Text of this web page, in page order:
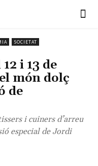
SOCIETAT
i 13 de
món dolç
de
i cuiners d’arreu
especial de Jordi